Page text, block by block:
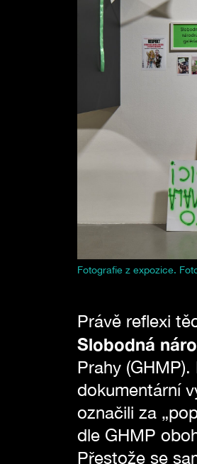
Fotografie z expozice.
Právě reflexi
Slobodná
Prahy
dokumentární
označili za
dle GHMP
Přestože se